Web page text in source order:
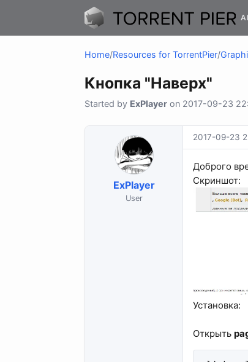
Home/Resources for TorrentPier/
Кнопка "Наверх"
Started by ExPlayer on 2017-09-23
ExPlayer
User
2017-09-23
Доброго
Скриншот:
Установка:
Открыть